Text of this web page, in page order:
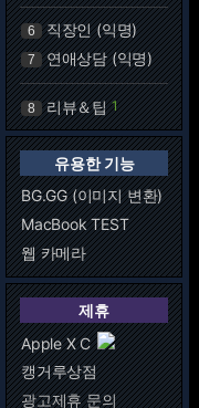
6 직장인 (익명)
7 연애상담 (익명)
8 리뷰＆팁 1
유용한 기능
BG.GG (이미지 변환)
MacBook TEST
웹 카메라
제휴
Apple X C
캥거루상점
광고제휴 문의